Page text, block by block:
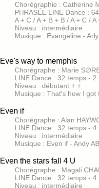
Chorégraphie : Catherine
PHRASÉE LINE Dance :
A + C / A + B + B / A + C / A
Niveau : intermédiaire
Musique : Evangeline -
Eve's way to memphis
Chorégraphe : Marie
LINE Dance : 32 temps - 2
Niveau : débutant + +
Musique : That's how I got
Even if
Chorégraphe : Alan
LINE Dance : 32 temps - 4
Niveau : intermédiaire
Musique : Even if - Andy
Even the stars fall 4 U
Chorégraphe : Magali
LINE Dance : 32 temps - 4
Niveau : intermédiaire